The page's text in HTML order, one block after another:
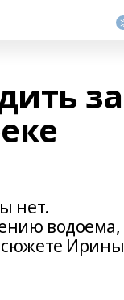
за
нет.
водоема,
сюжете Ирины